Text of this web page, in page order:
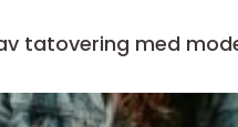
tatovering med